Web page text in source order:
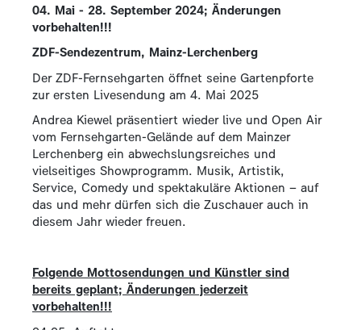
04. Mai - 28. September 2024; Änderungen
vorbehalten!!!
ZDF-Sendezentrum, Mainz-Lerchenberg
Der ZDF-Fernsehgarten öffnet seine Gartenpforte
zur ersten Livesendung am 4. Mai 2025
Andrea Kiewel präsentiert wieder live und Open Air
vom Fernsehgarten-Gelände auf dem Mainzer
Lerchenberg ein abwechslungsreiches und
vielseitiges Showprogramm. Musik, Artistik,
Service, Comedy und spektakuläre Aktionen – auf
das und mehr dürfen sich die Zuschauer auch in
diesem Jahr wieder freuen.
Folgende Mottosendungen und Künstler sind
bereits geplant; Änderungen jederzeit
vorbehalten!!!